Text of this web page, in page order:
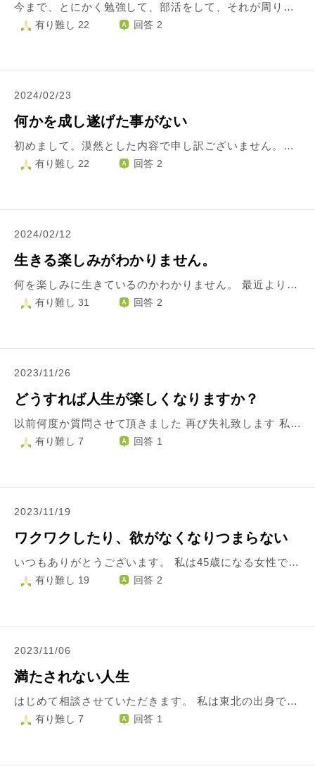
今まで、とにかく勉強して、部活をして、それが周りから褒められ、認められることでした。 現在、子どもの時になりたかった職業についていますが、本当にしたいことなのかがわかりません。 先日、母親と話す機会があり、その時に、「あなたは〇〇だもんね」と言われてその言葉に従ってきたことに気づきました。 親もそんなつもりはないと思いますが、その言葉に反抗できず、気づいたら自分の思いになっていた気がします。 大学院に行ってたこともあり、正社員として仕事に就いたのは周りよりも遅く、それもあってか周りはどんどんやりたいことを見つけて転職していっており、自分のやりたいことを見つけられていない自分に負い目を感じています。 趣味もなく、休日も仕事をしている日が多く、ふとなんのために生きているんだろう。何が幸せなんだろうと思って生きる意味がわからなくなります。 今の自分は本当の自分ではなく、周りの人の「こういう人だよね」という期待やレッテルを裏切らないようにできた自分だと感じます。 ただ、では何がしたいの？と言われると自分では何も選択できません。人とご飯に行くとメニューから食べるものを選べなくなります。小さい選択すらできなくなってしまっている自分がいます。 自分がどのような人間なのか、何が得意で何が苦手なのか、何が好きで何が嫌いなのか、何がしたいのか、自分では何もわかりません。
有り難し 22 回答 2
2024/02/23
何かを成し遂げた事がない
初めまして。漠然とした内容で申し訳ございません。。 私は今までの人生で、全力で努力をして何かを成し遂げた経験がありません。 ずるずると生きてきました。 所謂成功体験みたいなものがなく、自分に自信が持てません。それどころか、逃げ癖みたいなものが付いていると思います。 仕事などでプレッシャーのある場面に直面した時に、異常にストレスを感じてしまいます。自分には無理だ、出来ないと思ってしまいます。 ですがこんな自分を変えたいとも思います。 怖がらずに、逃げずに、やってみる。その心構えをつくるアドバイスを頂けると嬉しいです。 漠然としておりますが、どうぞよろしくお願い申し上げます。
有り難し 22 回答 2
2024/02/12
生きる楽しみがわかりません。
何を楽しみに生きているのかわかりません。 最近より、そう思う様になりました。 30歳過ぎて周りも段々と結婚、出産し、友達と会う機会も少なくなり、特に彼氏などもいない私は1人です。 大人になっていくうちに、何が楽しみで生きているのかわからなくなりました。 休みの日も1人、、給料少ないし生活するのにやっとなので極力お金も使いたくない、、 休みの日はずっとゴロゴロして、仕事行って、、たまーーーに友達と飲んで、、、。そんな日々です。 大学生くらいの時が1番楽しかった気がします。 毎日友達に会えるし、毎日の様に飲みに行って、、気軽に友達とも遊べて、、学校も楽しいし、若さもあるし。 いまはどんどん年老いて行き、周りとも疎遠になり、自分1人だけ。なんの楽しみもなく、なんとなく生きてるだけ。 彼氏がいればまだ違うのかな？とも思いますが出会いもなく、、、、。 なんか毎日が悲しいです。 みんな何を楽しみに生きているんでしょうか。
有り難し 31 回答 2
2023/11/26
どうすれば人生が楽しくなりますか？
以前何度か質問させて頂きました 再び失礼致します 私はスーパーの販売員で会社員として働いています 色々と良くして頂いていた上司の方がいました しかし、その方とプライベートと仕事の線引きが出来ていないということで注意を受けました その方を裏切るような形で縁が切れてしまいました その事に関して私は選択したことに後悔はしていない！という風に考えるようにしていましたが、不思議と何をしても力が入らなくなりました 別件にはなりますが、仕事で店長から注意を受けて、今までだったら見返してやる！頑張るぞ と思っていましたが、今は一言一言が凄く刺さって、どんどん自分がどうして仕事をしているのか？どうすれば売上が良くなるのか、堂々巡りで考えてしまいます 休日も前ほど外に出たり、誰かと出掛ける事は一切無くなり、 自分の趣味や好きなことが何だっかさえも良く分からなくなりました 自分って1人だったのかな？と思ってしまい、 誰か、人に縋りたくなります 自分でも何に悩んでいるのか曖昧で まずは私は何からしたらいいでしょうか？ 分かりづらい文章で申し訳ございません
有り難し 7 回答 1
2023/11/19
ワクワクしたり、欲がなくなりつまらない
いつもありがとうございます。 私は45歳になる女性です。 最近、ワクワクする事もなく欲もなくなり何だかつまらない毎日です。 昔は、どこどこに旅行に行きたい！温泉に行きたい！これをしたい、あれをしたい！と色々と行きたい所や、やりたい事がありました。また、洋服が大好きでウィンドウショッピングも大好きで買い物が大好きでしたが洋服を見てもワクワクしません。 趣味や夢中になれるモノがある人が羨ましいです。 夢中になれるモノを探そうと色々とアンテナを張り巡らせますが、これも慣れたらつまらなくなるのかなと思うとやる気が起きません。こんな感じでつまらない人生のまま歳を取るのかなと思うとゾッとします。 既婚ですが、子供はいないので、子供のために頑張ることもありません…
有り難し 19 回答 2
2023/11/06
満たされない人生
はじめて相談させていただきます。 私は東北の出身で、現在は東京で公務員の仕事をしています。 幼少期は母親にとにかく勉強し、エリートになるよう言われ、地元トップクラスの進学校に進学するもうつ病を患ってしまいました。また、母親は所謂ヒステリー持ちで、常に母親の表情を気にしていたせいか、今も周りの人の表情を気にする癖がついています。その母親はもう10年近く前に病気で他界したのですが、母親にかけられた「呪い」のようなものは未だ消えません。 社会人になってからもうつ病で働かない頭で必死に勉強し、ようやく憧れの職場に就職したのですが、ミスを頻発し再び心を病んでしまい休職に入ってしまいました。うつ病は現在も治療中ですが、よくなる兆しが見えません。 その間にも地元の友人達は結婚・出産と次々と人生の新しいステージに進み、恋人もいない私は置いていかれた気分になります。 ここまでまとまらない文章になってしまいましたが、結局何に悩んでいるのかと言うと人生に光が見えないことです。 何をしていても幸せを実感することができません。何かを達成しても常に一歩先にいる周りの人と比べてしまい、勝手に落ち込んでしまいます。恋人が欲しいと思うこともありますが、こんなうつ病持ちの男には無理だろうと半ば諦めています。 以前は趣味のゲームや読書を楽しんでいたのですが、そんな趣味も楽しめなくなりました。予定がない日は家で寝たきりになっています。 また、SNSでたくさんの方と楽しく交流をして私の心の支えとなっていたのですが、先日で何気ない一言が炎上してしまい、知らないたくさんの人に叩かれ心に大きな傷を負ってしまいました。 何をしても空回りな感じがします。なんで自分は幸せになれないんだろう？と毎日嘆いています。 もう死んでしまいたいと思いますが、そんな勇気もなく虚無感に包まれたまま生きています。しかし、このままただ歳だけを重ねていくのかと思うと絶望感に襲われます。 どうすれば人生に光を見出すことができるでしょうか？ ここまで読んでいただきありがとうございます。
有り難し 7 回答 1